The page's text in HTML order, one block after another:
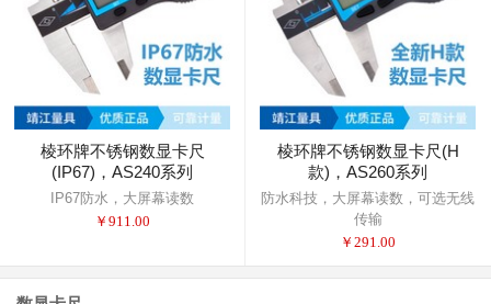
棱环牌不锈钢数显卡尺
(IP67)，AS240系列
IP67防水，大屏幕读数
￥ 911.00
棱环牌不锈钢数显卡尺(H
款)，AS260系列
防水科技，大屏幕读数，可选无线
传输
￥ 291.00